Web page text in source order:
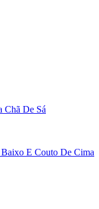
Chã De Sá
E Couto De Cima